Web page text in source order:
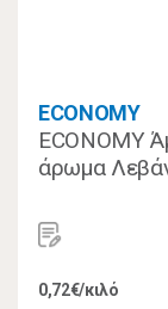
ECONOMY
ECONOMY
άρωμα
0,72€/κιλό